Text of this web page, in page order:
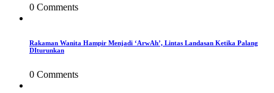
0 Comments
Rakaman Wanita Hampir Menjadi ‘ArwAh’, Lintas Landasan Ketika Palang
DIturunkan
0 Comments